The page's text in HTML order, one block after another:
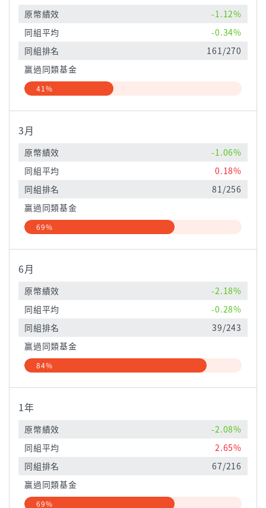
原幣績效
-1.12%
同組平均
-0.34%
同組排名
161/270
贏過同類基金
41%
3月
原幣績效
-1.06%
同組平均
0.18%
同組排名
81/256
贏過同類基金
69%
6月
原幣績效
-2.18%
同組平均
-0.28%
同組排名
39/243
贏過同類基金
84%
1年
原幣績效
-2.08%
同組平均
2.65%
同組排名
67/216
贏過同類基金
69%